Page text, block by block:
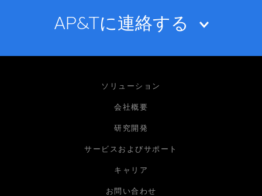
AP&Tに連絡する
ソリューション
会社概要
研究開発
サービスおよびサポート
キャリア
お問い合わせ